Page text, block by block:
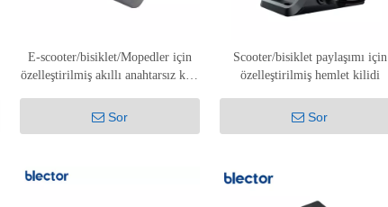
E-scooter/bisiklet/Mopedler için
özelleştirilmiş akıllı anahtarsız kilit
Sor
Scooter/bisiklet paylaşımı için
özelleştirilmiş hemlet kilidi
Sor